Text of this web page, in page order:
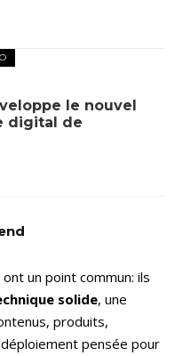
le nouvel
digital de
un point commun: ils
solide, une
produits,
pensée pour